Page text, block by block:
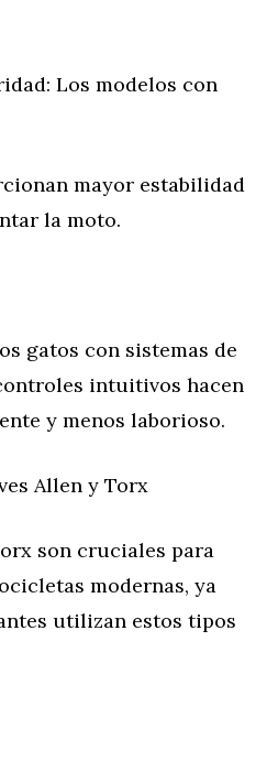
Los modelos con
mayor estabilidad
la moto.
gatos con sistemas de
intuitivos hacen
y menos laborioso.
Allen y Torx
son cruciales para
modernas, ya
utilizan estos tipos